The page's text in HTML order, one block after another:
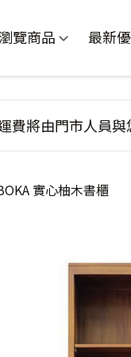
瀏覽商品 最新
費將由門市人員與
實心柚木書櫃